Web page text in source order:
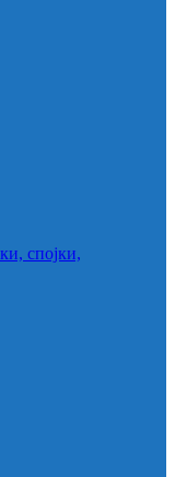
спојки,